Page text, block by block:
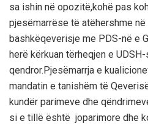
sa ishin në opozitë,kohë pas
pjesëmarrëse të atëhershme
bashkëqeverisje me PDS-në e
herë kërkuan tërheqjen e
qendror.Pjesëmarrja e
mandatin e tanishëm të
kundër parimeve dhe
si e tillë është joparimore dhe